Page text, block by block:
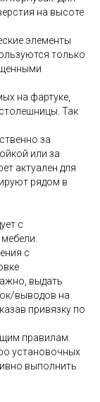
на высоте
элементы
только
на фартуке,
Так
за
или за
актуален для
рядом в
с
с
выдать
выводов на
привязку по
правилам.
установочных
выполнить